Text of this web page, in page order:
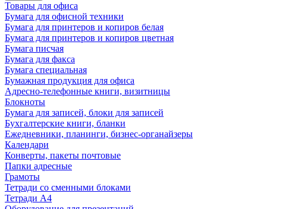
Товары для офиса
Бумага для офисной техники
Бумага для принтеров и копиров белая
Бумага для принтеров и копиров цветная
Бумага писчая
Бумага для факса
Бумага специальная
Бумажная продукция для офиса
Адресно-телефонные книги, визитницы
Блокноты
Бумага для записей, блоки для записей
Бухгалтерские книги, бланки
Ежедневники, планинги, бизнес-органайзеры
Календари
Конверты, пакеты почтовые
Папки адресные
Грамоты
Тетради со сменными блоками
Тетради А4